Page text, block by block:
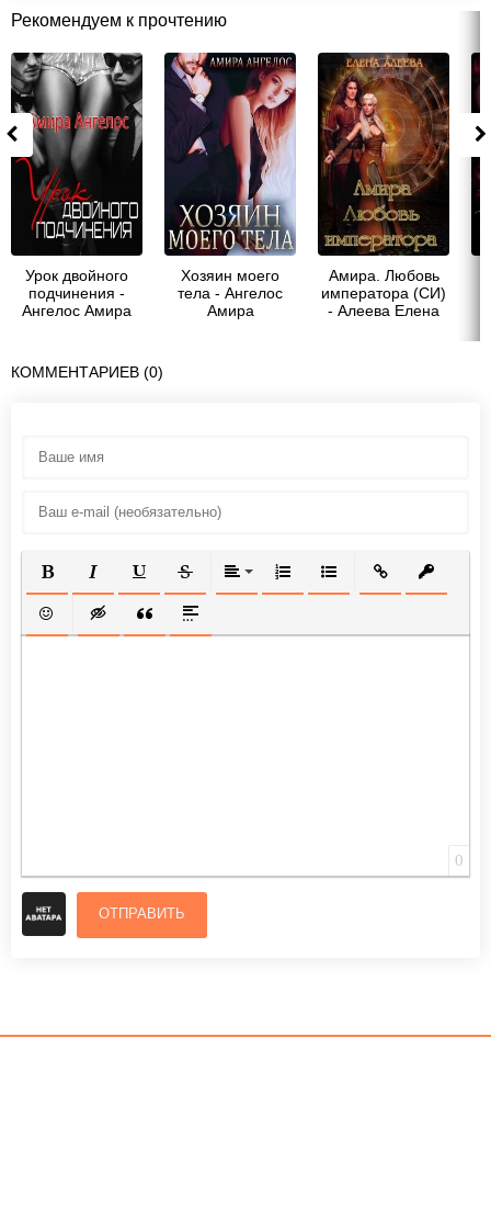
Рекомендуем к прочтению
Урок двойного
подчинения -
Ангелос Амира
Хозяин моего
тела - Ангелос
Амира
Амира. Любовь
императора (СИ)
- Алеева Елена
КОММЕНТАРИЕВ (0)
ПОЛУЖИРНЫЙ
КУРСИВПОДЧЕРКНУТЫЙ
ЗАЧЕРКНУТЫЙВЫРАВНИВАНИЕ
НУМЕРОВАННЫЙ СПИСОК
МАРКИРОВАННЫЙ
ВСТАВИТЬ
ВСТАВИТЬ СМАЙЛИК
ВСТАВКА СКРЫТОГО ТЕКСТА
ВСТАВКА ЦИТАТЫ
ВСТАВКА СПОЙЛЕРА
0
ОТПРАВИТЬ